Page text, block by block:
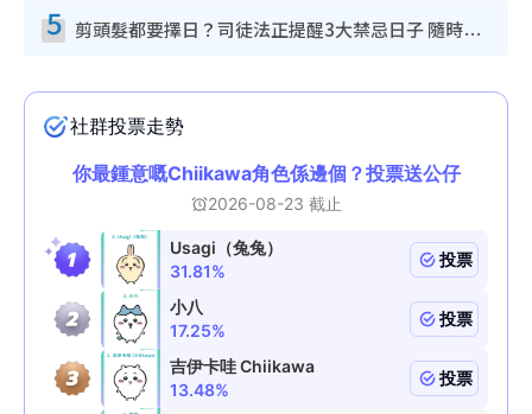
5 剪頭髮都要擇日？司徒法正提醒3大禁忌日子 隨時剪走財運！呢日剪髮恐「剪壽命」？